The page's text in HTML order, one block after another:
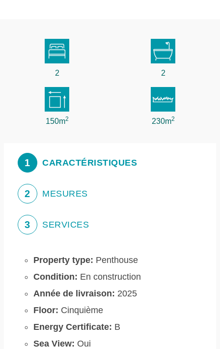
2 2
150m2 230m2
1 CARACTÉRISTIQUES
2 MESURES
3 SERVICES
Property type: Penthouse
Condition: En construction
Année de livraison: 2025
Floor: Cinquième
Energy Certificate: B
Sea View: Oui